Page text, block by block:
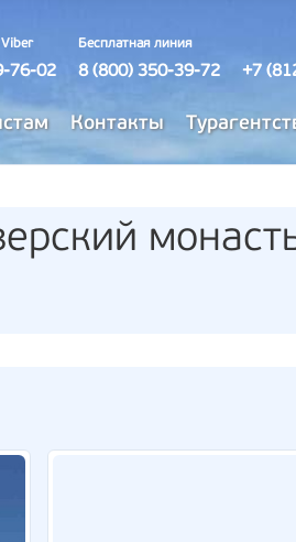
76-02
Бесплатная линия
8 (800) 350-39-72 +7
Контакты